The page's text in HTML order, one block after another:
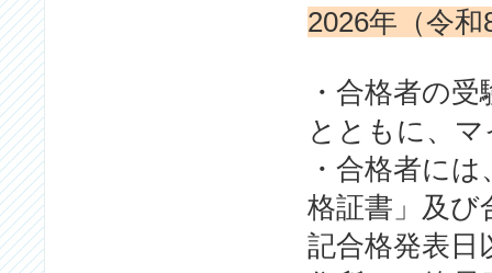
2026年（令
・合格者の
とともに、
・合格者に
格証書」及び
記合格発表日